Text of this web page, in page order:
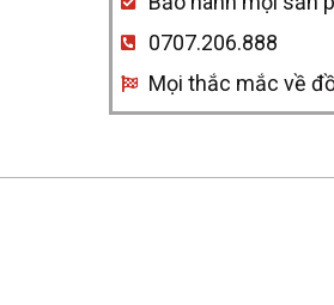
0707.206.888
Mọi thắc mắc về